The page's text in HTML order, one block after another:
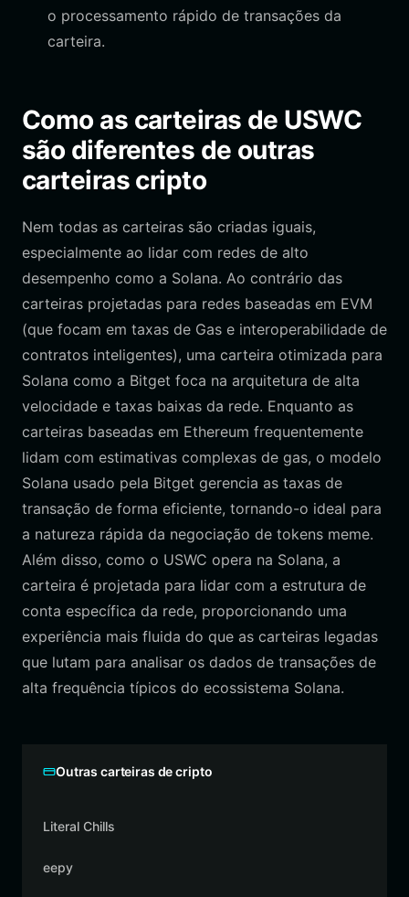
o processamento rápido de transações da
carteira.
Como as carteiras de USWC
são diferentes de outras
carteiras cripto
Nem todas as carteiras são criadas iguais,
especialmente ao lidar com redes de alto
desempenho como a Solana. Ao contrário das
carteiras projetadas para redes baseadas em EVM
(que focam em taxas de Gas e interoperabilidade de
contratos inteligentes), uma carteira otimizada para
Solana como a Bitget foca na arquitetura de alta
velocidade e taxas baixas da rede. Enquanto as
carteiras baseadas em Ethereum frequentemente
lidam com estimativas complexas de gas, o modelo
Solana usado pela Bitget gerencia as taxas de
transação de forma eficiente, tornando-o ideal para
a natureza rápida da negociação de tokens meme.
Além disso, como o USWC opera na Solana, a
carteira é projetada para lidar com a estrutura de
conta específica da rede, proporcionando uma
experiência mais fluida do que as carteiras legadas
que lutam para analisar os dados de transações de
alta frequência típicos do ecossistema Solana.
Outras carteiras de cripto
Literal Chills
eepy